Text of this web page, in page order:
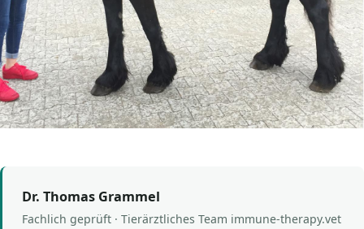
Dr. Thomas Grammel
Fachlich geprüft · Tierärztliches Team immune-therapy.vet